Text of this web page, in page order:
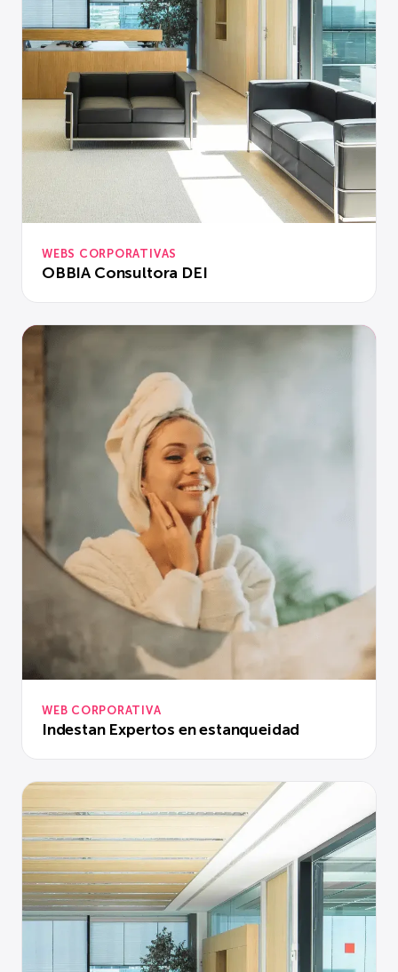
WEBS CORPORATIVAS
OBBIA Consultora DEI
WEB CORPORATIVA
Indestan Expertos en estanqueidad